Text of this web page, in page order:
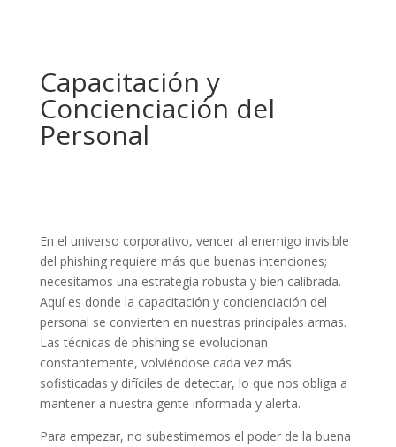
Capacitación y
Concienciación del
Personal
En el universo corporativo, vencer al enemigo invisible
del phishing requiere más que buenas intenciones;
necesitamos una estrategia robusta y bien calibrada.
Aquí es donde la capacitación y concienciación del
personal se convierten en nuestras principales armas.
Las técnicas de phishing se evolucionan
constantemente, volviéndose cada vez más
sofisticadas y difíciles de detectar, lo que nos obliga a
mantener a nuestra gente informada y alerta.
Para empezar, no subestimemos el poder de la buena